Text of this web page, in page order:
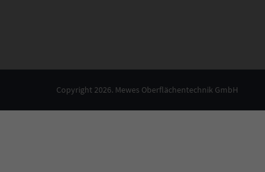
Copyright 2026. Mewes Oberflächentechnik GmbH